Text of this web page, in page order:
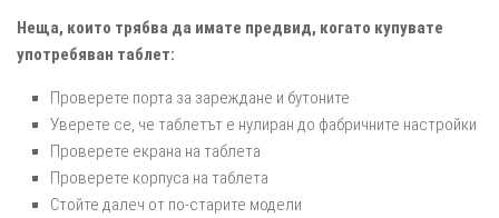
Неща, които трябва да имате предвид, когато купувате
употребяван таблет:
Проверете порта за зареждане и бутоните
Уверете се, че таблетът е нулиран до фабричните настройки
Проверете екрана на таблета
Проверете корпуса на таблета
Стойте далеч от по-старите модели